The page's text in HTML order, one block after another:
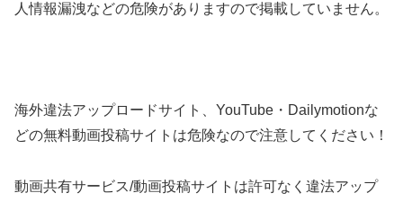
人情報漏洩などの危険がありますので掲載していません。
海外違法アップロードサイト、YouTube・Dailymotionな
どの無料動画投稿サイトは危険なので注意してください！
動画共有サービス/動画投稿サイトは許可なく違法アップ